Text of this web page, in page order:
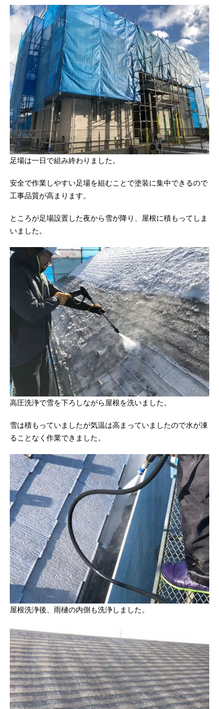
足場は一日で組み終わりました。
安全で作業しやすい足場を組むことで塗装に集中できるので
工事品質が高まります。
ところが足場設置した夜から雪が降り、屋根に積もってしま
いました。
高圧洗浄で雪を下ろしながら屋根を洗いました。
雪は積もっていましたが気温は高まっていましたので水が凍
ることなく作業できました。
屋根洗浄後、雨樋の内側も洗浄しました。